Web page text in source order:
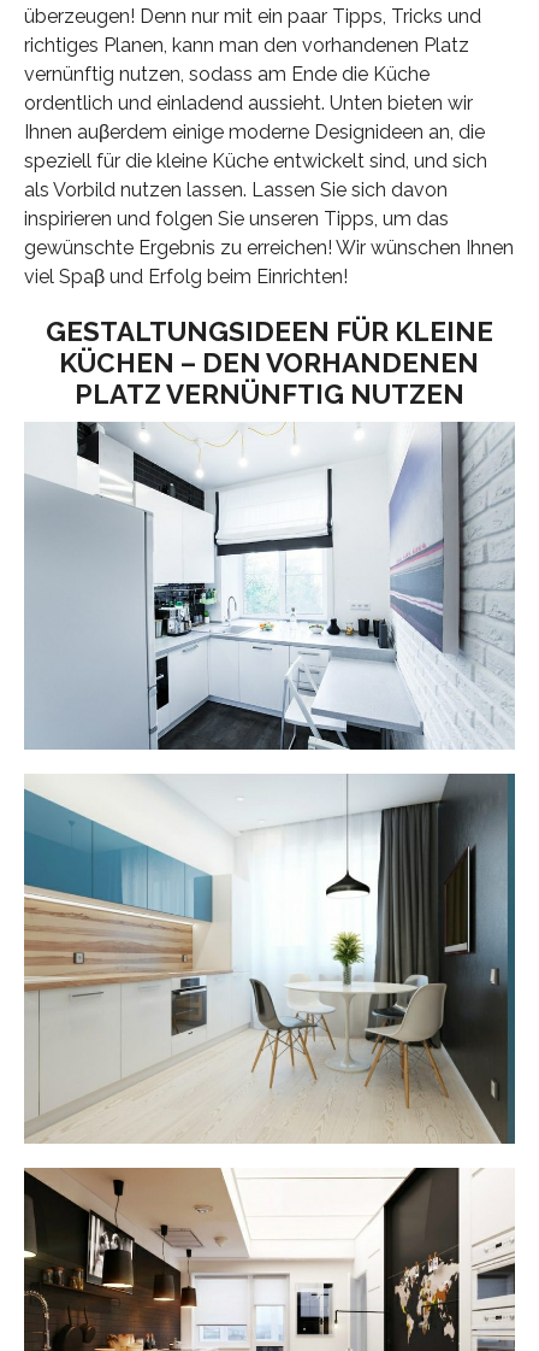
überzeugen! Denn nur mit ein paar Tipps, Tricks und
richtiges Planen, kann man den vorhandenen Platz
vernünftig nutzen, sodass am Ende die Küche
ordentlich und einladend aussieht. Unten bieten wir
Ihnen auβerdem einige moderne Designideen an, die
speziell für die kleine Küche entwickelt sind, und sich
als Vorbild nutzen lassen. Lassen Sie sich davon
inspirieren und folgen Sie unseren Tipps, um das
gewünschte Ergebnis zu erreichen! Wir wünschen Ihnen
viel Spaβ und Erfolg beim Einrichten!
GESTALTUNGSIDEEN FÜR KLEINE
KÜCHEN – DEN VORHANDENEN
PLATZ VERNÜNFTIG NUTZEN